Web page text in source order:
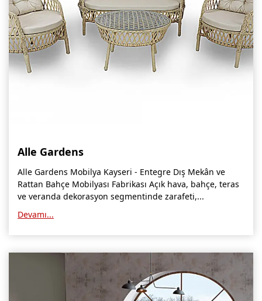
Sivas Mobilya Fabrikaları, Üreticileri, Mağazaları
Tokat Mobilyacılar, Mobilya Mağazaları, İmalatçıları
Niğde Mobilyacılar, Mobilya Firmaları, İmalatçıları
Alle Gardens
Alle Gardens Mobilya Kayseri - Entegre Dış Mekân ve
Rattan Bahçe Mobilyası Fabrikası Açık hava, bahçe, teras
ve veranda dekorasyon segmentinde zarafeti,...
Devamı...